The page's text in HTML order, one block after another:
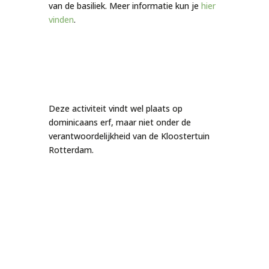
van de basiliek. Meer informatie kun je hier
vinden.
Deze activiteit vindt wel plaats op
dominicaans erf, maar niet onder de
verantwoordelijkheid van de Kloostertuin
Rotterdam.